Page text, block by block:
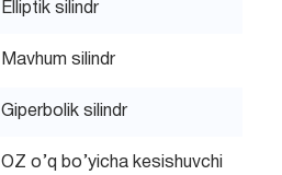
Elliptik silindr
Mavhum silindr
Giperbolik silindr
OZ o’q bo’yicha kesishuvchi